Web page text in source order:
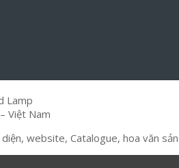
Lamp
Việt Nam
website, Catalogue, hoa văn